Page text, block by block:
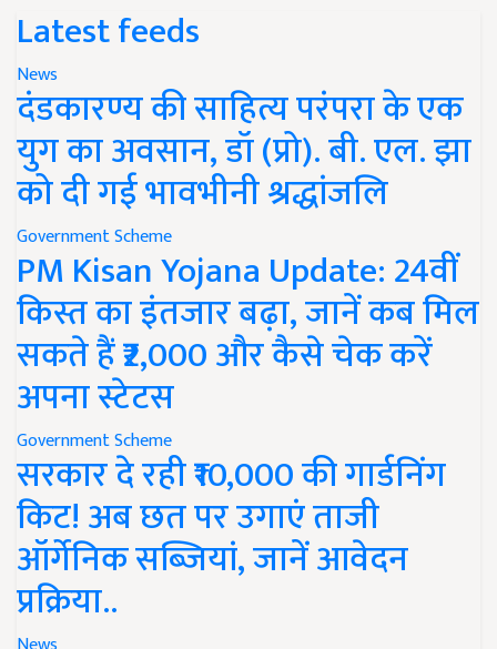
Latest feeds
News
दंडकारण्य की साहित्य परंपरा के एक
युग का अवसान, डॉ (प्रो). बी. एल. झा
को दी गई भावभीनी श्रद्धांजलि
Government Scheme
PM Kisan Yojana Update: 24वीं
किस्त का इंतजार बढ़ा, जानें कब मिल
सकते हैं ₹2,000 और कैसे चेक करें
अपना स्टेटस
Government Scheme
सरकार दे रही ₹10,000 की गार्डनिंग
किट! अब छत पर उगाएं ताजी
ऑर्गेनिक सब्जियां, जानें आवेदन
प्रक्रिया..